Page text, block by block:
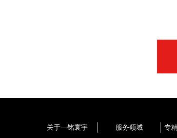
关于一铭寰宇 服务领域 专